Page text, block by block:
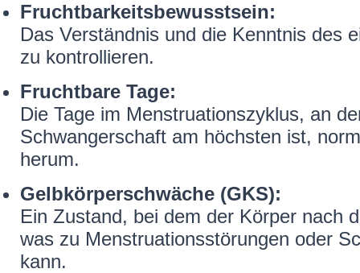
Fruchtbarkeitsbewusstsein:
Das Verständnis und die Kenntnis des
zu kontrollieren.
Fruchtbare Tage:
Die Tage im Menstruationszyklus, an
Schwangerschaft am höchsten ist,
herum.
Gelbkörperschwäche (GKS):
Ein Zustand, bei dem der Körper nach
was zu Menstruationsstörungen oder
kann.